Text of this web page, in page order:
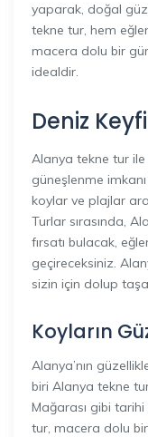
yaparak, doğal
tekne tur, hem
macera dolu bir
idealdir.
Deniz
Alanya tekne tur
güneşlenme
koylar ve plajlar
Turlar sırasında,
fırsatı bulacak,
geçireceksiniz.
sizin için dolup
Koyların
Alanya’nın
biri Alanya tekne
Mağarası gibi
tur, macera dolu